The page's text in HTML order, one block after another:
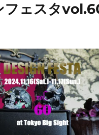
フェスタ